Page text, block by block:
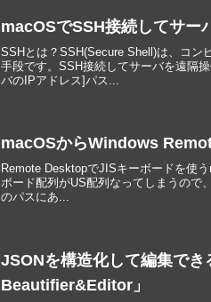
macOSでSSH接続してサー
SSHとは？SSH(Secure Shell)は、コン
手段です。SSH接続してサーバを遠隔
バのIPアドレス]パス...
macOSからWindows
Remote DesktopでJISキーボードを使
ボード配列がUS配列なってしまうので
のパスにあ...
JSONを構造化して編集で
Beautifier&Editor」